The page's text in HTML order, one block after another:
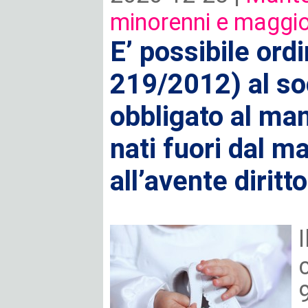
minorenni e
E’ possibile
219/2012) al
obbligato al
nati fuori dal
all’avente